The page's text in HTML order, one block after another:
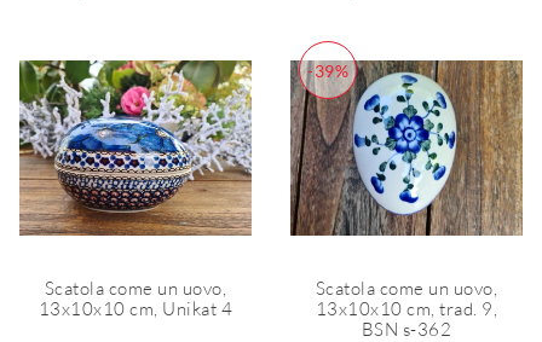
Scatola come un uovo,
13x10x10 cm, Unikat 4
-39%
Scatola come un uovo,
13x10x10 cm, trad. 9,
BSN s-362